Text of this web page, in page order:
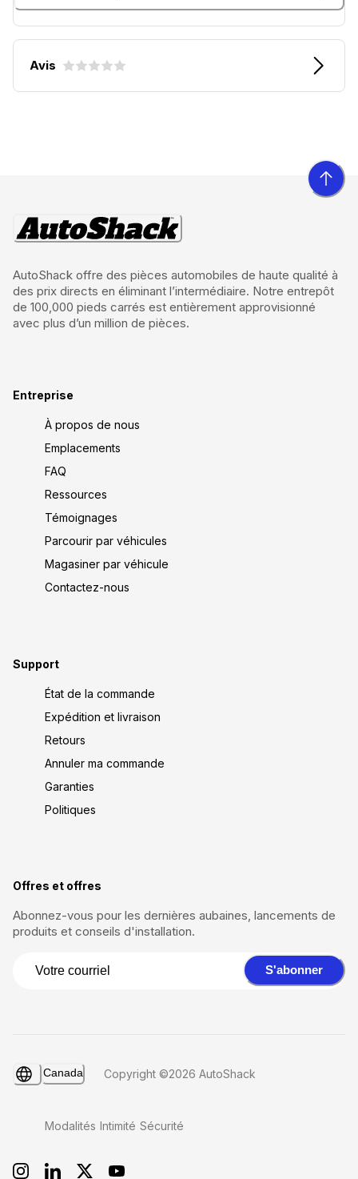
Avis
AutoShack offre des pièces automobiles de haute qualité à
des prix directs en éliminant l’intermédiaire. Notre entrepôt
de 100,000 pieds carrés est entièrement approvisionné
avec plus d’un million de pièces.
Entreprise
À propos de nous
Emplacements
FAQ
Ressources
Témoignages
Parcourir par véhicules
Magasiner par véhicule
Contactez-nous
Support
État de la commande
Expédition et livraison
Retours
Annuler ma commande
Garanties
Politiques
Offres et offres
Abonnez-vous pour les dernières aubaines, lancements de
produits et conseils d'installation.
S'abonner
Canada Copyright ©2026 AutoShack
Modalités Intimité Sécurité